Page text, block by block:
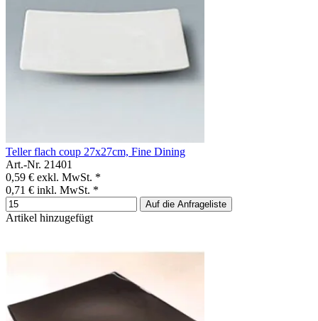
Teller flach coup 27x27cm, Fine Dining
Art.-Nr. 21401
0,59 € exkl. MwSt. *
0,71 € inkl. MwSt. *
Auf die Anfrageliste
Artikel hinzugefügt